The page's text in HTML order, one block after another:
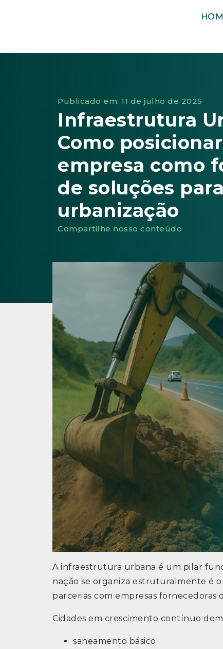
Publicado em: 11 de julho de 2025
Infraestrutura
Como
empresa como
de soluções para
urbanização
Compartilhe nosso conteúdo
A infraestrutura urbana é um pilar
nação se organiza estruturalmente é
parcerias com empresas fornecedoras
Cidades em crescimento contínuo
saneamento básico